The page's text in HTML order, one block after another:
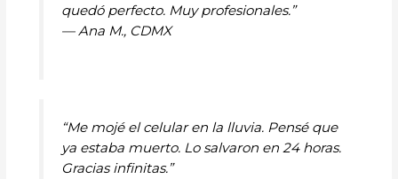
quedó perfecto. Muy profesionales.”
— Ana M., CDMX
“Me mojé el celular en la lluvia. Pensé que
ya estaba muerto. Lo salvaron en 24 horas.
Gracias infinitas.”